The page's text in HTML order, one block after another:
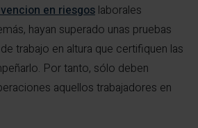
en riesgos laborales
hayan superado unas pruebas
trabajo en altura que certifiquen las
Por tanto, sólo deben
aquellos trabajadores en